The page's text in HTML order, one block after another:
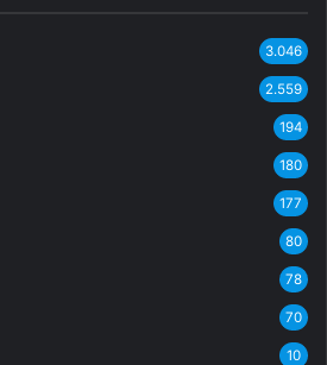
3.046
2.559
194
180
177
80
78
70
10